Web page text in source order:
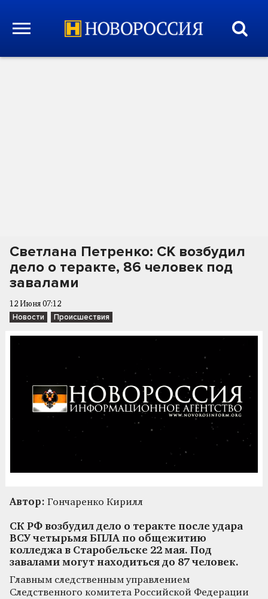
Светлана Петренко: СК возбудил
дело о теракте, 86 человек под
завалами
12 Июня 07:12
Новости Происшествия
Автор: Гончаренко Кирилл
СК РФ возбудил дело о теракте после удара
ВСУ четырьмя БПЛА по общежитию
колледжа в Старобельске 22 мая. Под
завалами могут находиться до 87 человек.
Главным следственным управлением
Следственного комитета Российской Федерации